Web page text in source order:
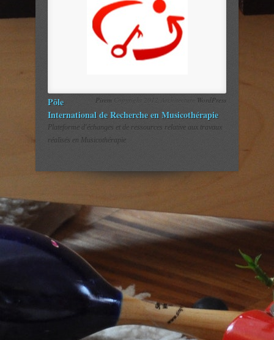
Pirem Copyright 2012 Architecture WordPress
Pôle
International de Recherche en Musicothérapie
Plateforme d'échanges et de ressources relative aux travaux
réalisés en Musicothérapie